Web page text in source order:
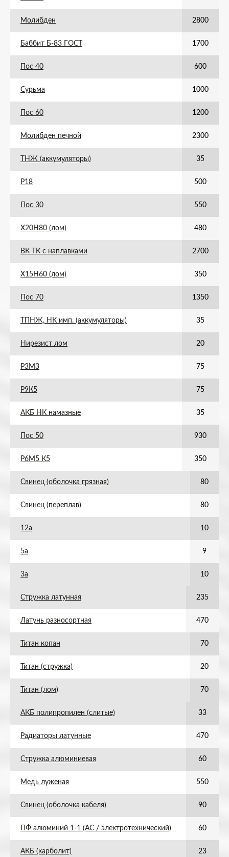
Молибден 2800
Баббит Б-83 ГОСТ 1700
Пос 40 600
Сурьма 1000
Пос 60 1200
Молибден печной 2300
ТНЖ (аккумуляторы) 35
Р18 500
Пос 30 550
Х20Н80 (лом) 480
ВК ТК с наплавками 2700
Х15Н60 (лом) 350
Пос 70 1350
ТПНЖ, НК имп. (аккумуляторы) 35
Нирезист лом 20
Р3М3 75
Р9К5 75
АКБ НК намазные 35
Пос 50 930
Р6М5 К5 350
Свинец (оболочка грязная) 80
Свинец (переплав) 80
12а 10
5а 9
3а 10
Стружка латунная 235
Латунь разносортная 470
Титан копан 70
Титан (стружка) 20
Титан (лом) 70
АКБ полипропилен (слитые) 33
Радиаторы латунные 470
Стружка алюминиевая 60
Медь луженая 550
Свинец (оболочка кабеля) 90
ПФ алюминий 1-1 (АС / электротехнический) 60
АКБ (карболит) 23